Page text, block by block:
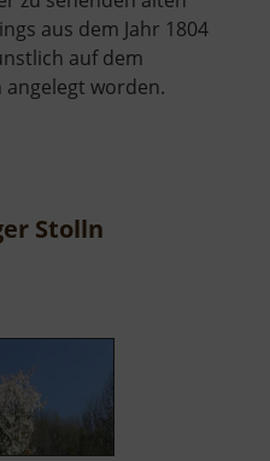
aus dem Jahr 1804
auf dem
worden.
Stolln